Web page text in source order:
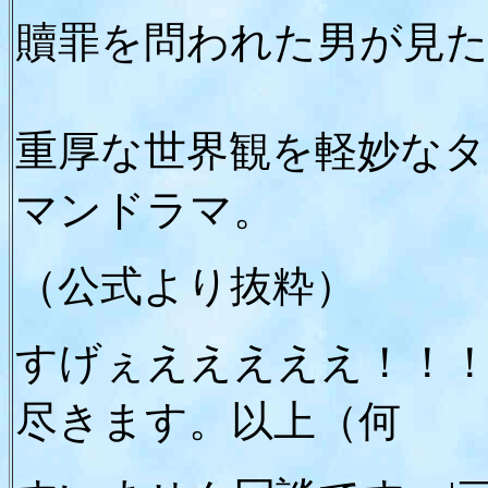
贖罪を問われた男が見
重厚な世界観を軽妙な
マンドラマ。
（公式より抜粋）
すげぇえええええ！！
尽きます。以上（何